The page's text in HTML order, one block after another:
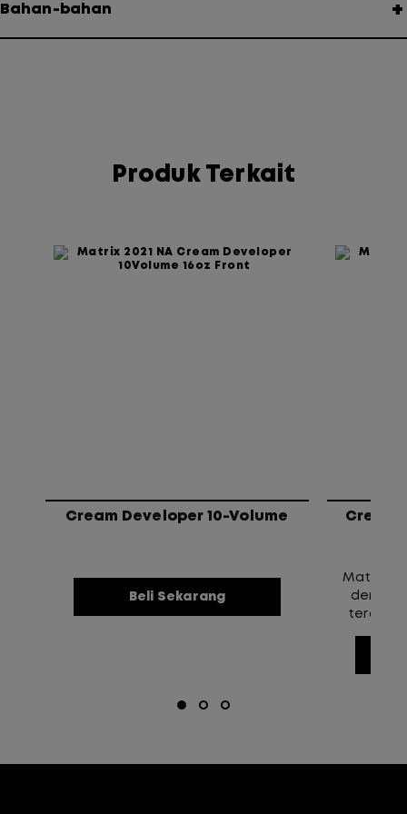
Bahan-bahan +
Produk Terkait
Cream Developer 10-Volume
Beli Sekarang
Cream
Matrix
dengan